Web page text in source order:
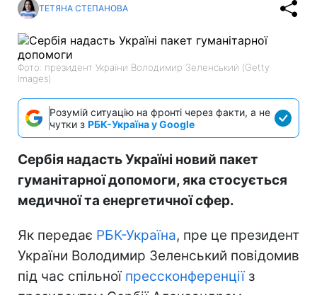
ТЕТЯНА СТЕПАНОВА
Фото: президент України Володимир Зеленський (Getty
Images)
Розумій ситуацію на фронті через факти, а не
чутки з РБК-Україна у Google
Сербія надасть Україні новий пакет
гуманітарної допомоги, яка стосується
медичної та енергетичної сфер.
Як передає РБК-Україна, пре це президент
України Володимир Зеленський повідомив
під час спільної прессконференціїз